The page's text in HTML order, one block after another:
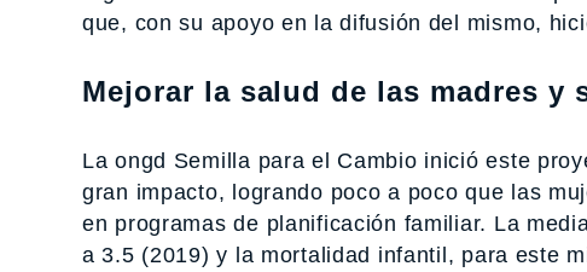
que, con su apoyo en la difusión del mismo,
Mejorar la salud de las madres y
La ongd Semilla para el Cambio inició este
gran impacto, logrando poco a poco que las
en programas de planificación familiar. La
a 3.5 (2019) y la mortalidad infantil, para este